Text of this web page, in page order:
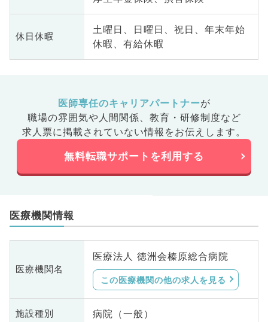
休日休暇
土曜日、日曜日、祝日、年末年始
休暇、有給休暇
医師専任のキャリアパートナーが
職場の雰囲気や人間関係、 教育・研修制度など
求人票に掲載されていない情報をお伝えします。
無料転職サポートを利用する
医療機関情報
医療機関名
医療法人 徳洲会榛原総合病院
この医療機関の他の求人を見る
施設種別 病院（一般）